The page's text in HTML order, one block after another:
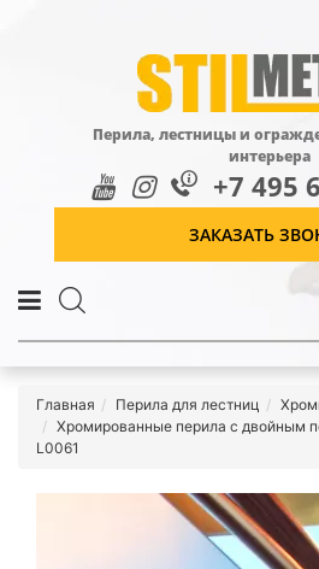
Перила, лестницы и
интерьера
+7 495
ЗАКАЗАТЬ
Главная Перила для лестниц
Хромированные перила с двойным
L0061